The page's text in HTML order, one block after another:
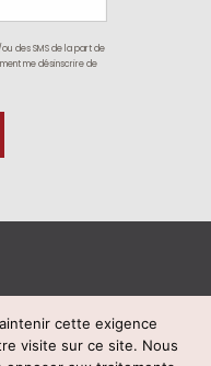
des SMS de la part de
me désinscrire de
cette exigence
visite sur ce site. Nous